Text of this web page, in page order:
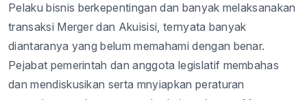
Pelaku bisnis berkepentingan dan banyak melaksanakan
transaksi Merger dan Akuisisi, ternyata banyak
diantaranya yangbelum memahami dengan benar.
Pejabat pemerintah dananggota legislatif membahas
danmendiskusikan serta mnyiapkan peraturan